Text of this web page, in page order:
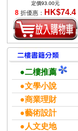
定價93.00元
8折優惠： HK$74.4
●二樓推薦
●文學小說
●商業理財
●藝術設計
●人文史地